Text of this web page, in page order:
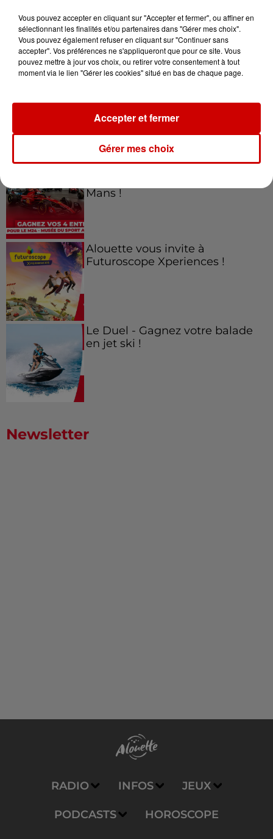
Jeux Voir plus
Gagnez vos entrées pour le
Mans !
Alouette vous invite à
Futuroscope Xperiences !
Le Duel - Gagnez votre balade
en jet ski !
Newsletter
RADIO INFOS JEUX
PODCASTS HOROSCOPE
Vous pouvez accepter en cliquant sur "Accepter et fermer", ou affiner en
sélectionnant les finalités et/ou partenaires dans "Gérer mes choix".
Vous pouvez également refuser en cliquant sur "Continuer sans
accepter". Vos préférences ne s'appliqueront que pour ce site. Vous
pouvez mettre à jour vos choix, ou retirer votre consentement à tout
moment via le lien "Gérer les cookies" situé en bas de chaque page.
Gérer mes choix
Accepter et fermer